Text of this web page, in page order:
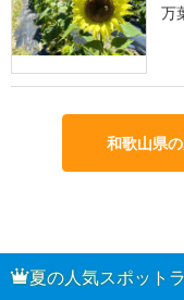
万
和歌山県
夏の人気スポット